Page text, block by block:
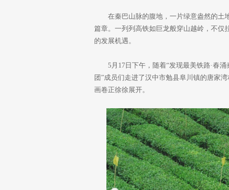
在秦巴山脉的腹地，一片绿意盎然的土
篇章。一列列高铁如巨龙般穿山越岭，不仅
的发展机遇。
5月17日下午，随着“发现最美铁路·春
团”成员们走进了汉中市勉县阜川镇的唐家
画卷正徐徐展开。